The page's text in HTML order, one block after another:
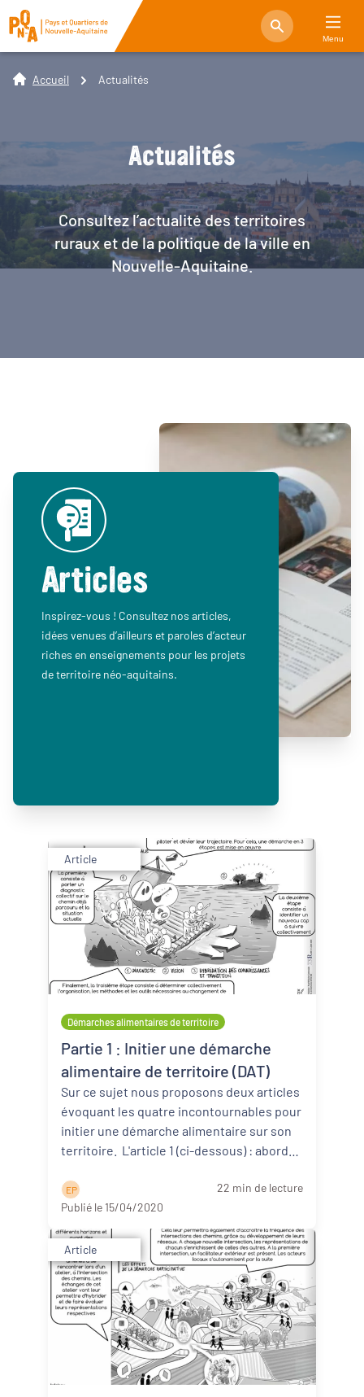
Menu
Accueil Actualités
Actualités
Consultez l’actualité des territoires
ruraux et de la politique de la ville en
Nouvelle-Aquitaine.
Articles
Inspirez-vous ! Consultez nos articles,
idées venues d’ailleurs et paroles d’acteur
riches en enseignements pour les projets
de territoire néo-aquitains.
Article
Démarches alimentaires de territoire
Partie 1 : Initier une démarche
alimentaire de territoire (DAT)
Sur ce sujet nous proposons deux articles
évoquant les quatre incontournables pour
initier une démarche alimentaire sur son
territoire. L'article 1 (ci-dessous) : aborde
E P
22 min de lecture
Publié le 15/04/2020
Article